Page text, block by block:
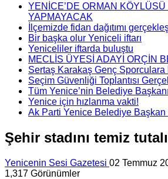
YENİCE’DE ORMAN KÖYLÜSÜ
YAPMAYACAK
İlçemizde fidan dağıtımı
Bir başka olur Yeniceli iftarı
Yeniceliler iftarda buluştu
MECLİS ÜYESİ ADAYI ORÇİN
Sertaş Karakaş Genç Sporculara
Seçim Güvenliği Toplantısı
Tüm Yenice’nin Belediye
Yenice için hızlanma vakti!
Ak Parti Yenice Belediye Başkan
Şehir stadını temiz
Yenicenin Sesi Gazetesi 02 Temmuz
1,317 Görünümler